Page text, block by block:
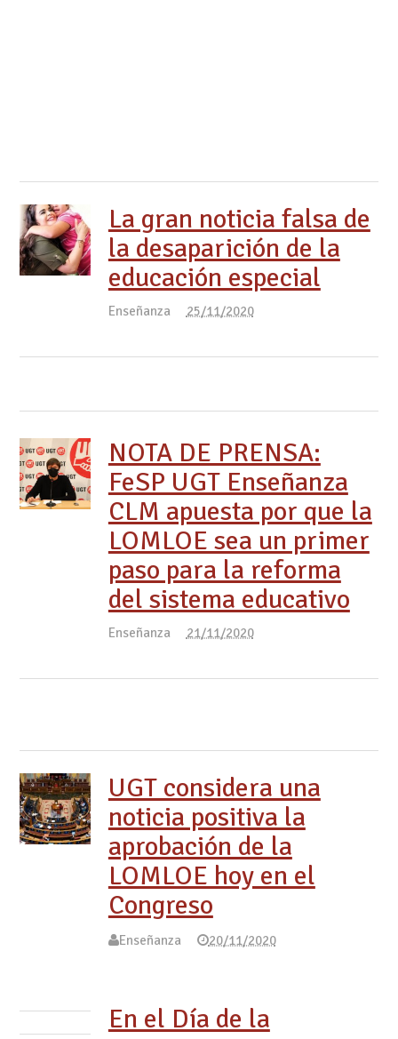
La gran noticia falsa de
la desaparición de la
educación especial
Enseñanza 25/11/2020
NOTA DE PRENSA:
FeSP UGT Enseñanza
CLM apuesta por que la
LOMLOE sea un primer
paso para la reforma
del sistema educativo
Enseñanza 21/11/2020
UGT considera una
noticia positiva la
aprobación de la
LOMLOE hoy en el
Congreso
Enseñanza 20/11/2020
En el Día de la